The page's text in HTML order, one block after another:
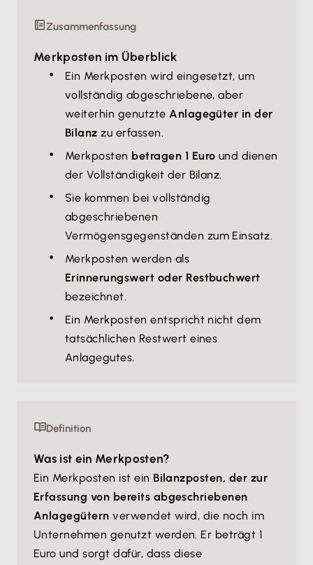
Zusammenfassung
Merkposten im Überblick
Ein Merkposten wird eingesetzt, um
vollständig abgeschriebene, aber
weiterhin genutzteAnlagegüter in der
Bilanz zu erfassen.
Merkposten betragen 1 Euro und dienen
der Vollständigkeit der Bilanz.
Sie kommen bei vollständig
abgeschriebenen
Vermögensgegenständen zum Einsatz.
Merkposten werden als
Erinnerungswert oder Restbuchwert
bezeichnet.
Ein Merkposten entspricht nicht dem
tatsächlichen Restwert eines
Anlagegutes.
Definition
Was ist ein Merkposten?
Ein Merkposten ist ein Bilanzposten, der zur
Erfassung von bereits abgeschriebenen
Anlagegütern verwendet wird, die noch im
Unternehmen genutzt werden. Er beträgt 1
Euro und sorgt dafür, dass diese